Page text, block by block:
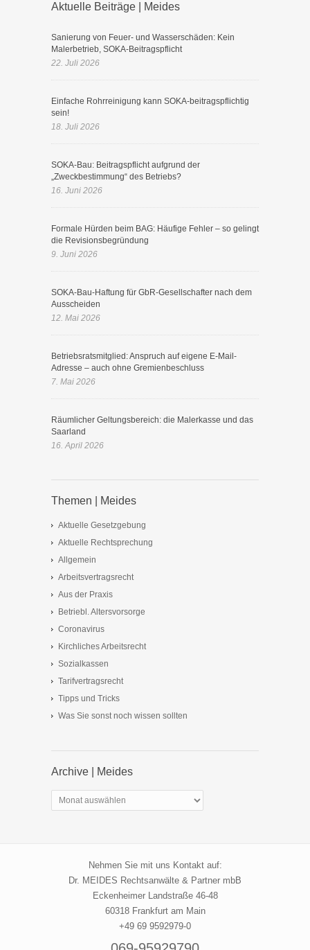
Aktuelle Beiträge | Meides
Sanierung von Feuer- und Wasserschäden: Kein
Malerbetrieb, SOKA-Beitragspflicht
22. Juli 2026
Einfache Rohrreinigung kann SOKA-beitragspflichtig
sein!
18. Juli 2026
SOKA-Bau: Beitragspflicht aufgrund der
„Zweckbestimmung“ des Betriebs?
16. Juni 2026
Formale Hürden beim BAG: Häufige Fehler – so gelingt
die Revisionsbegründung
9. Juni 2026
SOKA-Bau-Haftung für GbR-Gesellschafter nach dem
Ausscheiden
12. Mai 2026
Betriebsratsmitglied: Anspruch auf eigene E-Mail-
Adresse – auch ohne Gremienbeschluss
7. Mai 2026
Räumlicher Geltungsbereich: die Malerkasse und das
Saarland
16. April 2026
Themen | Meides
Aktuelle Gesetzgebung
Aktuelle Rechtsprechung
Allgemein
Arbeitsvertragsrecht
Aus der Praxis
Betriebl. Altersvorsorge
Coronavirus
Kirchliches Arbeitsrecht
Sozialkassen
Tarifvertragsrecht
Tipps und Tricks
Was Sie sonst noch wissen sollten
Archive | Meides
Archive
|
Nehmen Sie mit uns Kontakt auf:
Dr. MEIDES Rechtsanwälte & Partner mbB
Eckenheimer Landstraße 46-48
60318 Frankfurt am Main
+49 69 9592979-0